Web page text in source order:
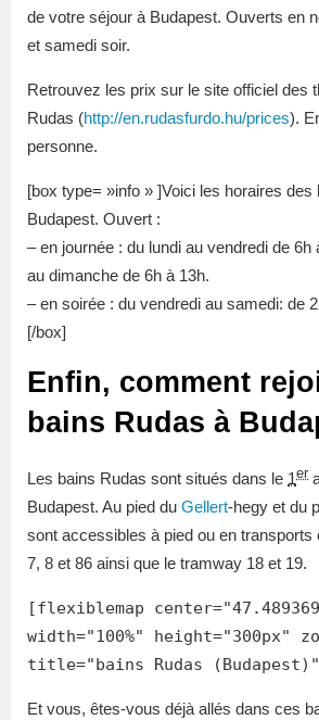
de votre séjour à Budapest. Ouverts en
et samedi soir.
Retrouvez les prix sur le site officiel des
Rudas (http://en.rudasfurdo.hu/prices).
personne.
[box type= »info » ]Voici les horaires des
Budapest. Ouvert :
– en journée : du lundi au vendredi de 6h
au dimanche de 6h à 13h.
– en soirée : du vendredi au samedi: de
[/box]
Enfin, comment
bains Rudas à
Les bains Rudas sont situés dans le 1er
Budapest. Au pied du Gellert-hegy et du
sont accessibles à pied ou en transports
7, 8 et 86 ainsi que le tramway 18 et 19.
[flexiblemap
width="100%" height="300px"
title="bains Rudas
Et vous, êtes-vous déjà allés dans ces